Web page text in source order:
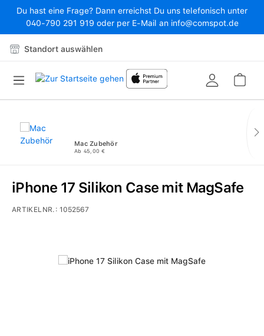
Zum Hauptinhalt springen
Du hast eine Frage? Dann erreichst Du uns telefonisch unter
040-790 291 919 oder per E-Mail an info@comspot.de
Standort auswählen
Mac Zubehör
Ab 45,00 €
Bildergalerie überspringen
iPhone 17 Silikon Case mit MagSafe
ARTIKELNR.:1052567